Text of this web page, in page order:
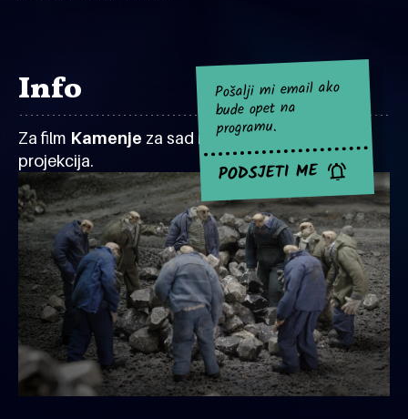
Info
Za film Kamenje za sad nema najavljenih
projekcija.
Pošalji mi email ako
bude opet na
programu.
PODSJETI ME